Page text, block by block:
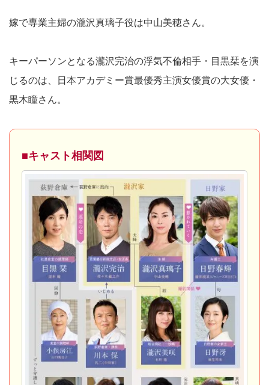
嫁で専業主婦の瀧沢真璃子役は中山美穂さん。
キーパーソンとなる瀧沢完治の浮気不倫相手・目黒栞を演
じるのは、日本アカデミー賞最優秀主演女優賞の大女優・
黒木瞳さん。
■キャスト相関図